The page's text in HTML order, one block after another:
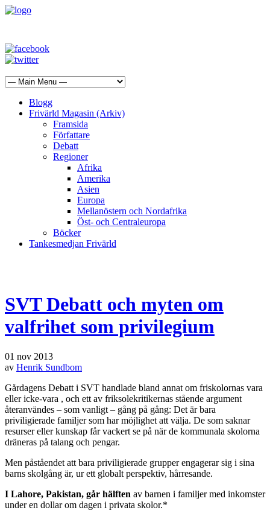
Blogg
Frivärld Magasin (Arkiv)
Framsida
Författare
Debatt
Regioner
Afrika
Amerika
Asien
Europa
Mellanöstern och Nordafrika
Öst- och Centraleuropa
Böcker
Tankesmedjan Frivärld
SVT Debatt och myten om
valfrihet som privilegium
01 nov 2013
av Henrik Sundbom
Gårdagens Debatt i SVT handlade bland annat om friskolornas vara
eller icke-vara , och ett av friksolekritikernas stående argument
återanvändes – som vanligt – gång på gång: Det är bara
priviligierade familjer som har möjlighet att välja. De som saknar
resurser eller kunskap får vackert se på när de kommunala skolorna
dräneras på talang och pengar.
Men påståendet att bara priviligierade grupper engagerar sig i sina
barns skolgång är, ur ett globalt perspektiv, hårresande.
I Lahore, Pakistan, går hälften av barnen i familjer med inkomster
under en dollar om dagen i privata skolor.*